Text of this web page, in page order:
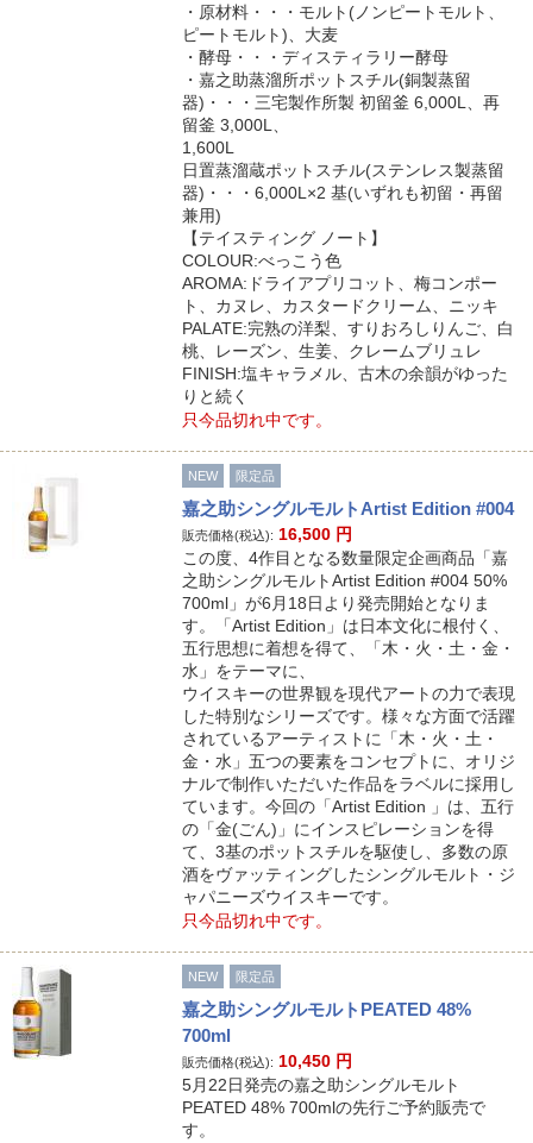
・原材料・・・モルト(ノンピートモルト、
ピートモルト)、大麦
・酵母・・・ディスティラリー酵母
・嘉之助蒸溜所ポットスチル(銅製蒸留
器)・・・三宅製作所製 初留釜 6,000L、再
留釜 3,000L、
1,600L
日置蒸溜蔵ポットスチル(ステンレス製蒸留
器)・・・6,000L×2 基(いずれも初留・再留
兼用)
【テイスティング ノート】
COLOUR:べっこう色
AROMA:ドライアプリコット、梅コンポー
ト、カヌレ、カスタードクリーム、ニッキ
PALATE:完熟の洋梨、すりおろしりんご、白
桃、レーズン、生姜、クレームブリュレ
FINISH:塩キャラメル、古木の余韻がゆった
りと続く
只今品切れ中です。
NEW 限定品
嘉之助シングルモルトArtist Edition #004
販売価格(税込): 16,500 円
この度、4作目となる数量限定企画商品「嘉
之助シングルモルトArtist Edition #004 50%
700ml」が6月18日より発売開始となりま
す。「Artist Edition」は日本文化に根付く、
五行思想に着想を得て、「木・火・土・金・
水」をテーマに、
ウイスキーの世界観を現代アートの力で表現
した特別なシリーズです。様々な方面で活躍
されているアーティストに「木・火・土・
金・水」五つの要素をコンセプトに、オリジ
ナルで制作いただいた作品をラベルに採用し
ています。今回の「Artist Edition 」は、五行
の「金(ごん)」にインスピレーションを得
て、3基のポットスチルを駆使し、多数の原
酒をヴァッティングしたシングルモルト・ジ
ャパニーズウイスキーです。
只今品切れ中です。
NEW 限定品
嘉之助シングルモルトPEATED 48%
700ml
販売価格(税込): 10,450 円
5月22日発売の嘉之助シングルモルト
PEATED 48% 700mlの先行ご予約販売で
す。